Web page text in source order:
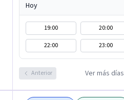
Hoy
19:00 20:00
22:00
23:00
Anterior Ver más días